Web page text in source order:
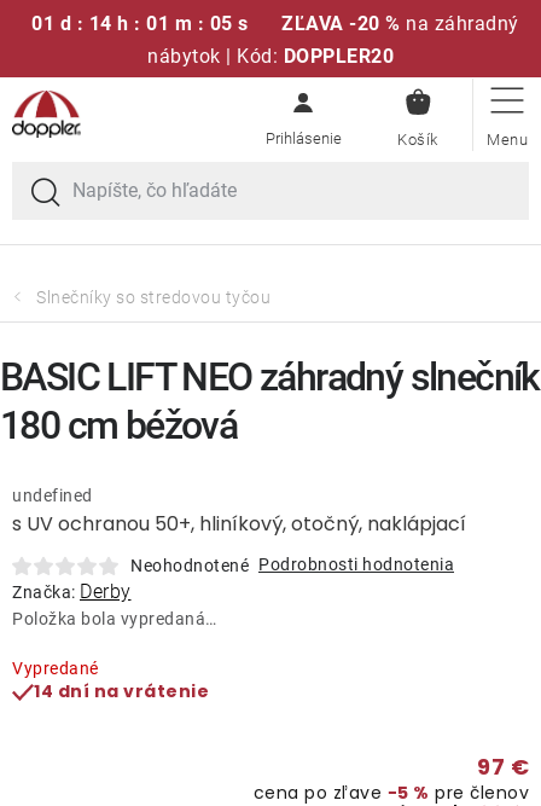
01 d : 14 h : 01 m : 05 s ZĽAVA -20 % na záhradný
nábytok | Kód: DOPPLER20
Prejsť
na
obsah
KOŠÍK
Sedacie súpravy
Slnečníky
Polstre a sedáky
Doplnky
Dáždniky
Slnečníky so stredovou tyčou
s UV ochranou 50+, hliníkový, otočný, naklápjací
undefined
Neohodnotené Podrobnosti hodnotenia
Značka: Derby
Položka bola vypredaná…
Vypredané
14 dní na vrátenie
97 €
cena po zľave −5 % pre členov
BASIC LIFT NEO záhradný slnečník
180 cm béžová